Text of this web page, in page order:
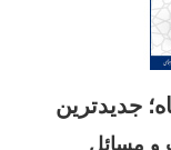
جدیدترین
و مسائل